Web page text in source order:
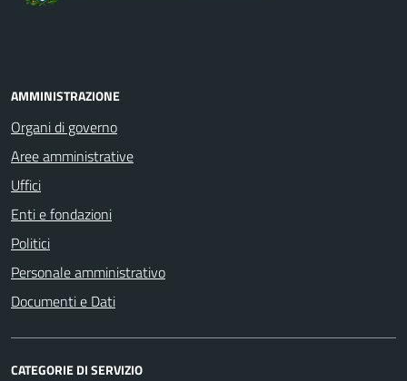
AMMINISTRAZIONE
Organi di governo
Aree amministrative
Uffici
Enti e fondazioni
Politici
Personale amministrativo
Documenti e Dati
CATEGORIE DI SERVIZIO